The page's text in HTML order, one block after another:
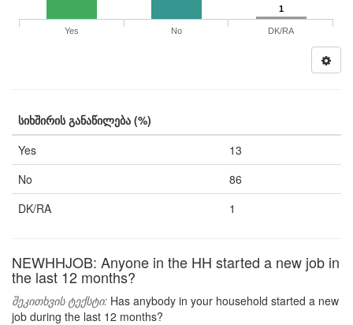
1
Yes No DK/RA
სიხშირის განაწილება (%)
Yes
13
No
86
DK/RA
1
NEWHHJOB: Anyone in the HH started a new job in
the last 12 months?
შეკითხვის ტექსტი: Has anybody in your household started a new
job during the last 12 months?